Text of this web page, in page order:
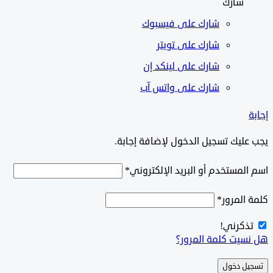
شارك على فيسبوك
شارك على تويتر
شارك على لينكد إن
شارك على واتس آب
تسجيل الدخول لإضافة إجابة.
أو البريد الإلكتروني*
*
كلمة المرور؟
دخول